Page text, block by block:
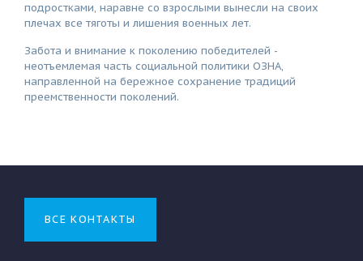
подростками, наравне со взрослыми вынесли на своих
плечах все тяготы и лишения военных лет.
Забота и внимание к поколению победителей -
неотъемлемая часть социальной политики ОЗНА,
направленной на бережное сохранение традиций
преемственности поколений.
ВСЕ КОНТАКТЫ